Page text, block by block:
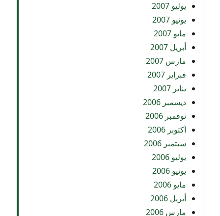
يوليو 2007
يونيو 2007
مايو 2007
أبريل 2007
مارس 2007
فبراير 2007
يناير 2007
ديسمبر 2006
نوفمبر 2006
أكتوبر 2006
سبتمبر 2006
يوليو 2006
يونيو 2006
مايو 2006
أبريل 2006
مارس 2006